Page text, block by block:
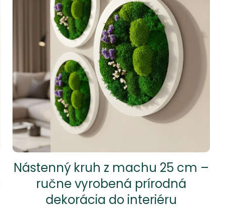
Nástenný kruh z machu 25 cm –
ručne vyrobená prírodná
dekorácia do interiéru